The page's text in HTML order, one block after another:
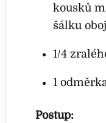
kousků
šálku
1/4
1
Postup: